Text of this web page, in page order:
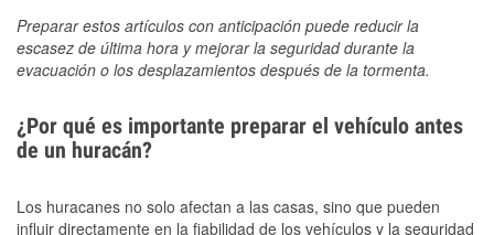
Preparar estos artículos con anticipación puede reducir la
escasez de última hora y mejorar la seguridad durante la
evacuación o los desplazamientos después de la tormenta.
¿Por qué es importante preparar el vehículo antes
de un huracán?
Los huracanes no solo afectan a las casas, sino que pueden
influir directamente en la fiabilidad de los vehículos y la seguridad